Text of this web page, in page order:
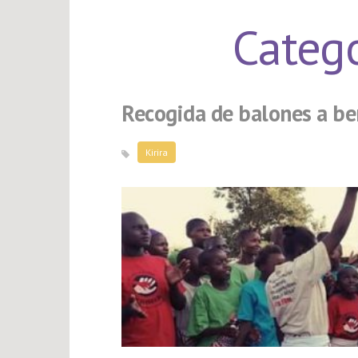
Recogida de balones a
Kirira